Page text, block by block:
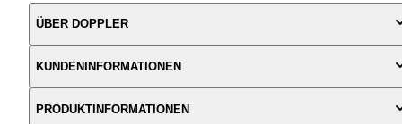
ÜBER DOPPLER
KUNDENINFORMATIONEN
PRODUKTINFORMATIONEN